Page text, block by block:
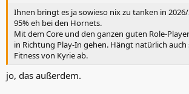
Ihnen bringt es ja sowieso nix zu tanken in 2026/
95% eh bei den Hornets.
Mit dem Core und den ganzen guten Role-
in Richtung Play-In gehen. Hängt natürlich
Fitness von Kyrie ab.
jo, das außerdem.